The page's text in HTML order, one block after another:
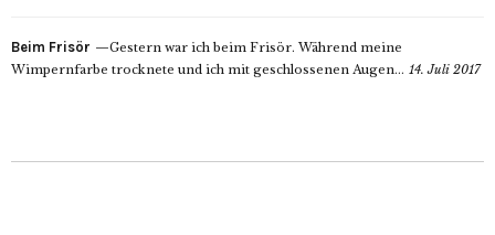
Beim Frisör
Gestern war ich beim Frisör. Während meine
Wimpernfarbe trocknete und ich mit geschlossenen Augen... 14. Juli 2017